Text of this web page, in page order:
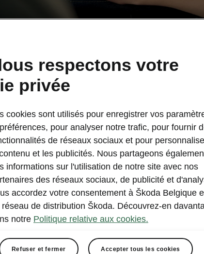
mobiles.
l’application d’infodivertissement Spotify spécifique
sonore supérieure au Bluetooth, qui compresse
de l’argent dans votre pays comme à
de votre forfait de données mobiles. L’application
intégrée au système de la voiture, offrant un accès
bibliothèques et morceaux préférés grâce à une
aisée. Inclus sans frais¹.
respectons votre
privée
cookies sont utilisés pour enregistrer vos
pour analyser notre trafic, pour fournir
de réseaux sociaux et pour
et les publicités. Nous partageons
informations sur l'utilisation de notre site avec nos
des réseaux sociaux, de publicité et
accordez votre consentement à Škoda Belgique
réseau de distribution Škoda. Découvrez-en
notre Politique relative aux cookies.
Refuser et fermer Accepter tous les cookies